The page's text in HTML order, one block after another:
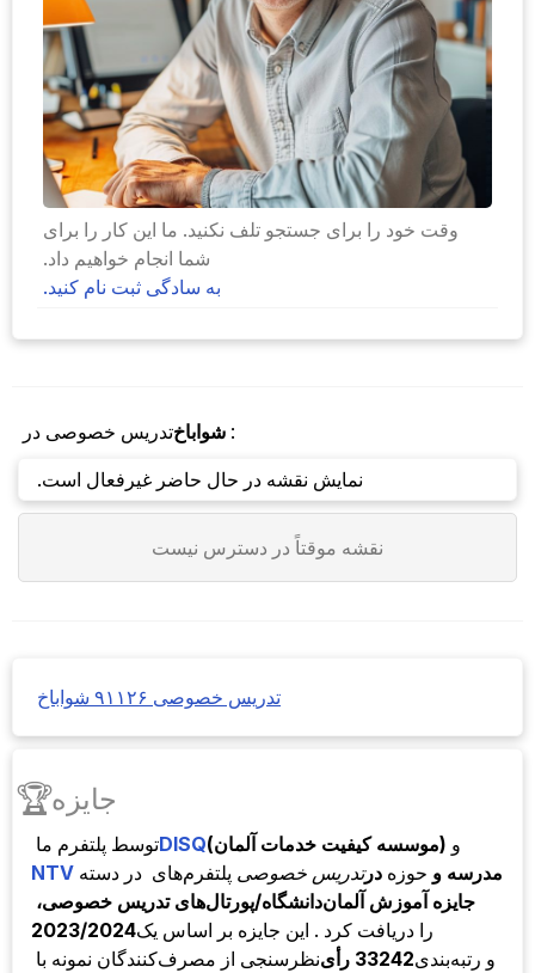
وقت خود را برای جستجو تلف نکنید. ما این کار را برای
شما انجام خواهیم داد.
به سادگی ثبت نام کنید.
تدریس خصوصی درشواباخ :
نمایش نقشه در حال حاضر غیرفعال است.
نقشه موقتاً در دسترس نیست
تدریس خصوصی ۹۱۱۲۶ شواباخ
🏆جایزه
پلتفرم ما توسطDISQ(موسسه کیفیت خدمات آلمان) و
NTV در دسته پلتفرم‌های تدریس خصوصیدر حوزه مدرسه و
دانشگاه/پورتال‌های تدریس خصوصی،جایزه آموزش آلمان
2023/2024را دریافت کرد . این جایزه بر اساس یک
نظرسنجی از مصرف‌کنندگان نمونه با
33242 رأیو رتبه‌بندی